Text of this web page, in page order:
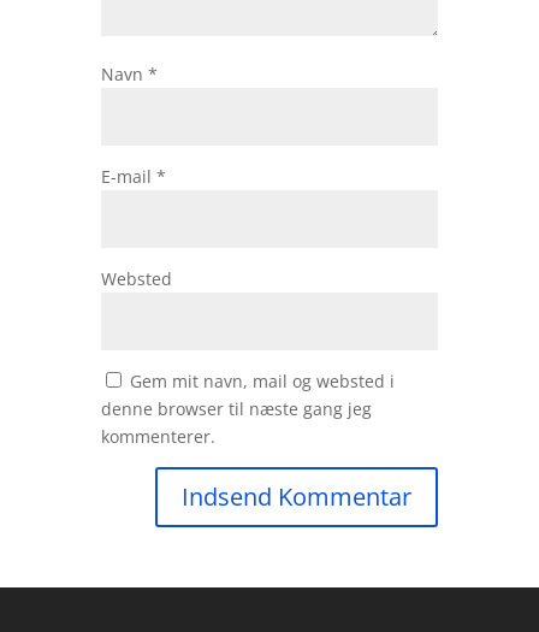
Navn *
E-mail *
Websted
Gem mit navn, mail og websted i
denne browser til næste gang jeg
kommenterer.